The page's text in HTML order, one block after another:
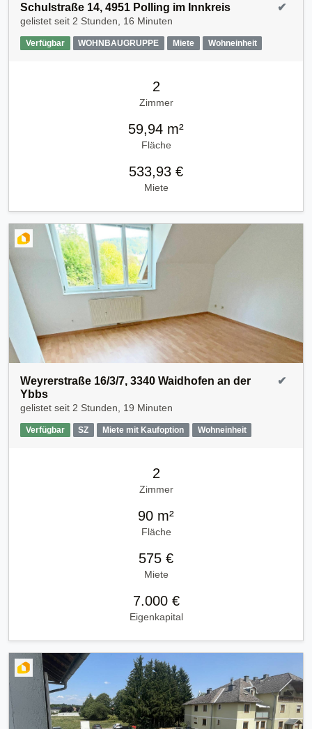
Schulstraße 14, 4951 Polling im Innkreis
gelistet seit 2 Stunden, 16 Minuten
Verfügbar WOHNBAUGRUPPE Miete Wohneinheit
✔
2
Zimmer
59,94 m²
Fläche
533,93 €
Miete
Weyrerstraße 16/3/7, 3340 Waidhofen an der
Ybbs
gelistet seit 2 Stunden, 19 Minuten
Verfügbar SZ Miete mit Kaufoption Wohneinheit
✔
2
Zimmer
90 m²
Fläche
575 €
Miete
7.000 €
Eigenkapital